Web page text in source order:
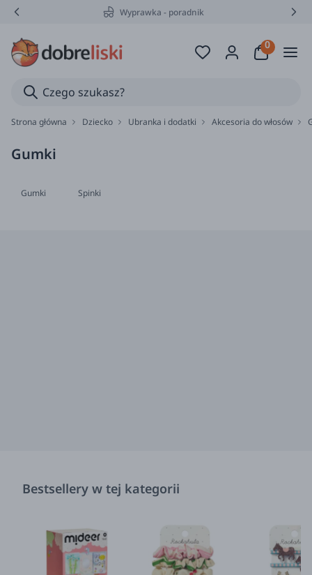
Wyprawka - poradnik
Strona główna Dziecko Ubranka i dodatki Akcesoria do włosów
Gumki
Gumki Spinki
Bestsellery w tej kategorii